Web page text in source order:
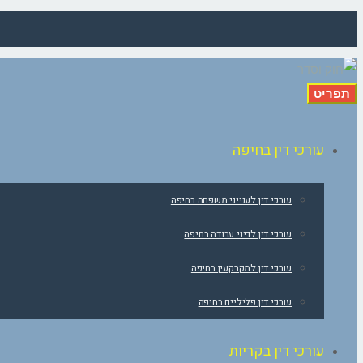
תפריט
עורכי דין בחיפה
עורכי דין לענייני משפחה בחיפה
עורכי דין לדיני עבודה בחיפה
עורכי דין למקרקעין בחיפה
עורכי דין פליליים בחיפה
עורכי דין בקריות